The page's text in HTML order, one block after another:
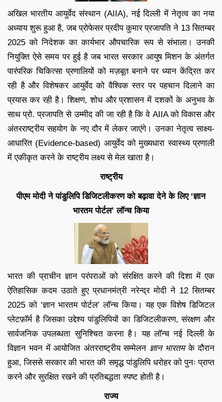
अखिल भारतीय आयुर्वेद संस्थान (AIIA), नई दिल्ली में नेतृत्व का नया
अध्याय शुरू हुआ है, जब प्रोफेसर प्रदीप कुमार प्रजापति ने 13 सितम्बर
2025 को निदेशक का कार्यभार औपचारिक रूप से संभाला। उनकी
नियुक्ति ऐसे समय पर हुई है जब भारत सरकार आयुष मिशन के अंतर्गत
पारंपरिक चिकित्सा प्रणालियों को मज़बूत बनाने पर ध्यान केंद्रित कर
रही है और विशेषकर आयुर्वेद को वैश्विक स्तर पर पहचान दिलाने का
प्रयास कर रही है। शिक्षण, शोध और प्रशासन में दशकों के अनुभव के
साथ प्रो. प्रजापति से उम्मीद की जा रही है कि वे AIIA को विकास और
अंतरराष्ट्रीय सहयोग के नए दौर में लेकर जाएंगे। उनका नेतृत्व साक्ष्य-
आधारित (Evidence-based) आयुर्वेद को मुख्यधारा स्वास्थ्य प्रणाली
में एकीकृत करने के राष्ट्रीय लक्ष्य से मेल खाता है।
राष्ट्रीय
पीएम मोदी ने पांडुलिपि डिजिटलीकरण को बढ़ावा देने के लिए ‘ज्ञान
भारतम पोर्टल’ लॉन्च किया
भारत की प्राचीन ज्ञान परंपराओं को संरक्षित करने की दिशा में एक
ऐतिहासिक कदम उठाते हुए प्रधानमंत्री नरेन्द्र मोदी ने 12 सितम्बर
2025 को ‘ज्ञान भारतम पोर्टल’ लॉन्च किया। यह एक विशेष डिजिटल
प्लेटफ़ॉर्म है जिसका उद्देश्य पांडुलिपियों का डिजिटलीकरण, संरक्षण और
सार्वजनिक उपलब्धता सुनिश्चित करना है। यह लॉन्च नई दिल्ली के
विज्ञान भवन में आयोजित अंतरराष्ट्रीय सम्मेलन ज्ञान भारतमके दौरान
हुआ, जिससे सरकार की भारत की समृद्ध पांडुलिपि धरोहर को पुनः प्राप्त
करने और सुरक्षित रखने की प्रतिबद्धता स्पष्ट होती है।
राज्य